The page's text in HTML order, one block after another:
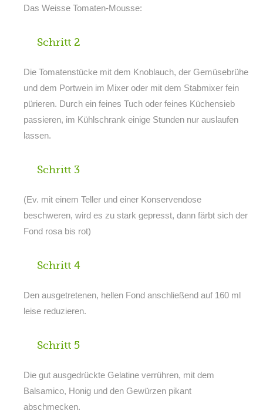
Das Weisse Tomaten-Mousse:
Schritt 2
Die Tomatenstücke mit dem Knoblauch, der Gemüsebrühe
und dem Portwein im Mixer oder mit dem Stabmixer fein
pürieren. Durch ein feines Tuch oder feines Küchensieb
passieren, im Kühlschrank einige Stunden nur auslaufen
lassen.
Schritt 3
(Ev. mit einem Teller und einer Konservendose
beschweren, wird es zu stark gepresst, dann färbt sich der
Fond rosa bis rot)
Schritt 4
Den ausgetretenen, hellen Fond anschließend auf 160 ml
leise reduzieren.
Schritt 5
Die gut ausgedrückte Gelatine verrühren, mit dem
Balsamico, Honig und den Gewürzen pikant
abschmecken.